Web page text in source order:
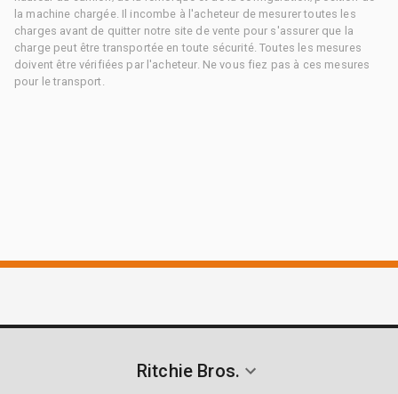
la machine chargée. Il incombe à l'acheteur de mesurer toutes les
charges avant de quitter notre site de vente pour s'assurer que la
charge peut être transportée en toute sécurité. Toutes les mesures
doivent être vérifiées par l'acheteur. Ne vous fiez pas à ces mesures
pour le transport.
Ritchie Bros.